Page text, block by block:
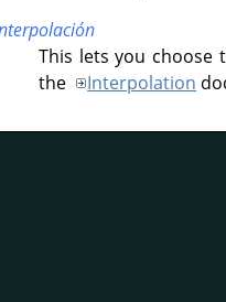
This lets you choose
the
Interpolation